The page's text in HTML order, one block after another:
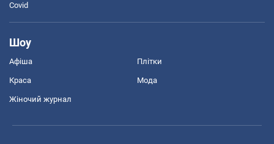
Covid
Шоу
Афіша Плітки
Краса Мода
Жіночий журнал